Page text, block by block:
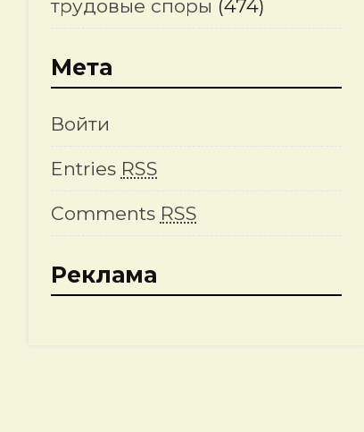
трудовые споры (474)
Мета
Войти
Entries RSS
Comments RSS
Реклама